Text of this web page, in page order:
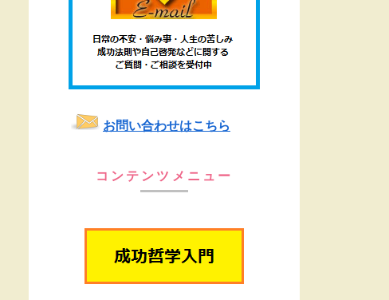
お問い合わせはこちら
コンテンツメニュー